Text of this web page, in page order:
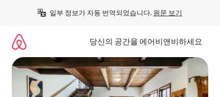
일부 정보가 자동 번역되었습니다. 원문 보기
당신의 공간을 에어비앤비하세요